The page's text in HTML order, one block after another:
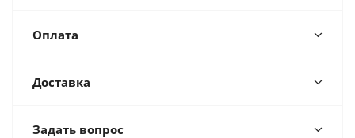
Оплата
Доставка
Задать вопрос